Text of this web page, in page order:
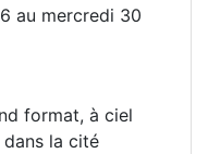
au mercredi 30
format, à ciel
la cité